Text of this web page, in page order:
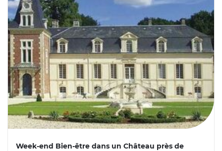
Week-end Bien-être dans un Château près de